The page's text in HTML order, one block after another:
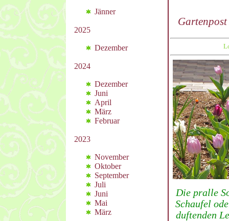
Jänner
2025
Dezember
2024
Dezember
Juni
April
März
Februar
2023
November
Oktober
September
Juli
Juni
Mai
März
Die pralle
Schaufel
duftenden